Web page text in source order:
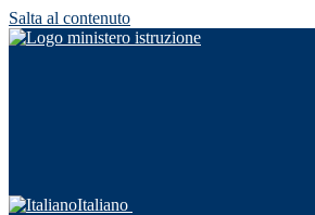
Salta al contenuto
Italiano